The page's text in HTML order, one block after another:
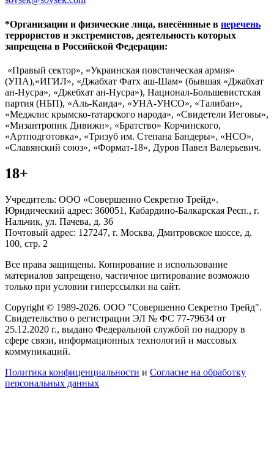
*Организации и физические лица, внесённные в перечень
террористов и экстремистов, деятельность которых
запрещена в Российской Федерации:
«Правый сектор», «Украинская повстанческая армия»
(УПА),«ИГИЛ», «Джабхат Фатх аш-Шам» (бывшая «Джабхат
ан-Нусра», «Джебхат ан-Нусра»), Национал-Большевистская
партия (НБП), «Аль-Каида», «УНА-УНСО», «Талибан»,
«Меджлис крымско-татарского народа», «Свидетели Иеговы»,
«Мизантропик Дивижн», «Братство» Корчинского,
«Артподготовка», «Тризуб им. Степана Бандеры», «НСО»,
«Славянский союз», «Формат-18», Дуров Павел Валерьевич.
18+
Учредитель: ООО «Совершенно Секретно Трейд».
Юридический адрес: 360051, Кабардино-Балкарская Респ., г.
Нальчик, ул. Пачева, д. 36
Почтовый адрес: 127247, г. Москва, Дмитровское шоссе, д.
100, стр. 2
Все права защищены. Копирование и использование
материалов запрещено, частичное цитирование возможно
только при условии гиперссылки на сайт.
Copyright © 1989-2026. ООО "Совершенно Секретно Трейд".
Свидетельство о регистрации ЭЛ № ФС 77-79634 от
25.12.2020 г., выдано Федеральной службой по надзору в
сфере связи, информационных технологий и массовых
коммуникаций.
Политика конфиценциальности и Согласие на обработку
персональных данных